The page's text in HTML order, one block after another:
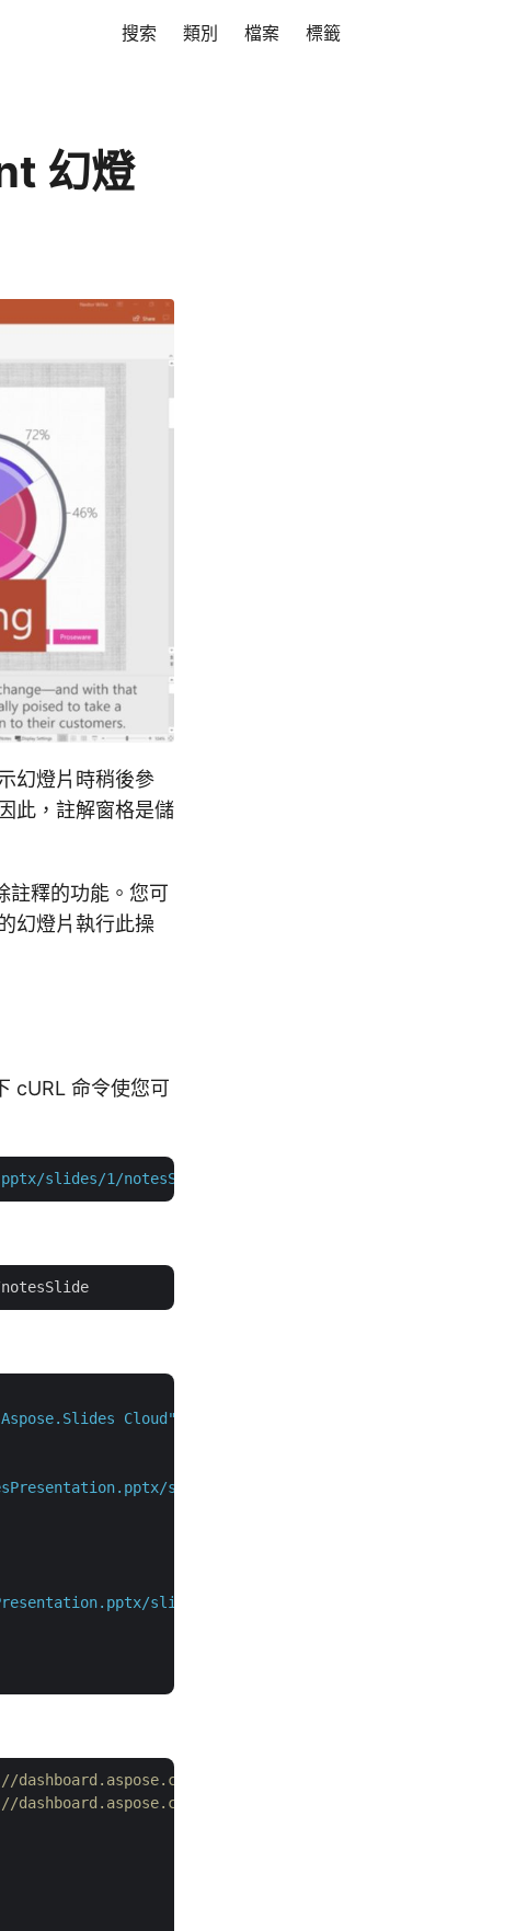
搜索 類別 檔案 標籤
幻燈
幻燈片時稍後參
此，註解窗格是儲
註釋的功能。您可
幻燈片執行此操
cURL 命令使您可
slides/1/notesSlide"
Cloud"
slides/1/notesSlide/shapes"
slides/1/notesSlide"